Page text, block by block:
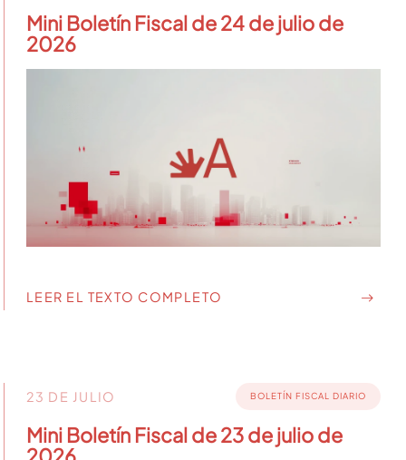
Mini Boletín Fiscal de 24 de julio de
2026
LEER EL TEXTO COMPLETO
23 DE JULIO BOLETÍN FISCAL DIARIO
Mini Boletín Fiscal de 23 de julio de